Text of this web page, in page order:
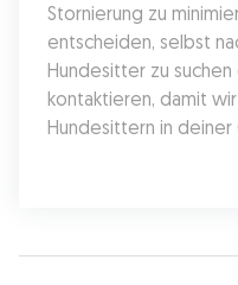
Stornierung zu
entscheiden, selbst
Hundesitter zu
kontaktieren, damit
Hundesittern in